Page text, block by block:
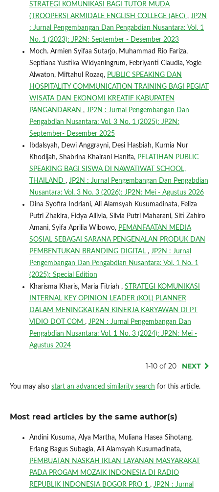
STRATEGI KOMUNIKASI BAGI TUTOR MUDA
(TROOPERS) ARMIDALE ENGLISH COLLEGE (AEC) , JP2N
: Jurnal Pengembangan Dan Pengabdian Nusantara: Vol. 1
No. 1 (2023): JP2N: September - Desember 2023
Moch. Armien Syifaa Sutarjo, Muhammad Rio Fariza,
Septiana Yustika Widyaningrum, Febriyanti Claudia, Yogie
Alwaton, Miftahul Rozaq, PUBLIC SPEAKING DAN
HOSPITALITY COMMUNICATION TRAINING BAGI PEGIAT
WISATA DAN EKONOMI KREATIF KABUPATEN
PANGANDARAN , JP2N : Jurnal Pengembangan Dan
Pengabdian Nusantara: Vol. 3 No. 1 (2025): JP2N:
September- Desember 2025
Ibdalsyah, Dewi Anggrayni, Desi Hasbiah, Kurnia Nur
Khodijah, Shabrina Khairani Hanifa, PELATIHAN PUBLIC
SPEAKING BAGI SISWA DI NAWATIWAT SCHOOL,
THAILAND , JP2N : Jurnal Pengembangan Dan Pengabdian
Nusantara: Vol. 3 No. 3 (2026): JP2N: Mei - Agustus 2026
Dina Syofira Indriani, Ali Alamsyah Kusumadinata, Feliza
Putri Zhakira, Fidya Allivia, Silvia Putri Maharani, Siti Zahiro
Amani, Syifa Aprilia Wibowo, PEMANFAATAN MEDIA
SOSIAL SEBAGAI SARANA PENGENALAN PRODUK DAN
PEMBENTUKAN BRANDING DIGITAL , JP2N : Jurnal
Pengembangan Dan Pengabdian Nusantara: Vol. 1 No. 1
(2025): Special Edition
Kharisma Kharis, Maria Fitriah , STRATEGI KOMUNIKASI
INTERNAL KEY OPINION LEADER (KOL) PLANNER
DALAM MENINGKATKAN KINERJA KARYAWAN DI PT
VIDIO DOT COM , JP2N : Jurnal Pengembangan Dan
Pengabdian Nusantara: Vol. 1 No. 3 (2024): JP2N: Mei -
Agustus 2024
1-10 of 20 NEXT
You may also start an advanced similarity search for this article.
Most read articles by the same author(s)
Andini Kusuma, Alya Martha, Muliana Hasea Sihotang,
Erlang Bagus Subagia, Ali Alamsyah Kusumadinata,
PEMBUATAN NASKAH IKLAN LAYANAN MASYARAKAT
PADA PROGAM MOZAIK INDONESIA DI RADIO
REPUBLIK INDONESIA BOGOR PRO 1 , JP2N : Jurnal